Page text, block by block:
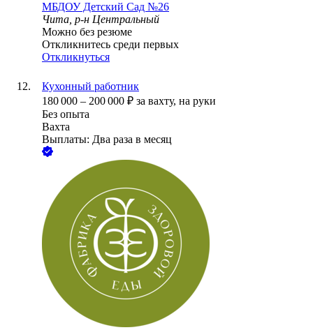
МБДОУ Детский Сад №26
Чита, р-н Центральный
Можно без резюме
Откликнитесь среди первых
Откликнуться
Кухонный работник
180 000 – 200 000 ₽ за вахту, на руки
Без опыта
Вахта
Выплаты: Два раза в месяц